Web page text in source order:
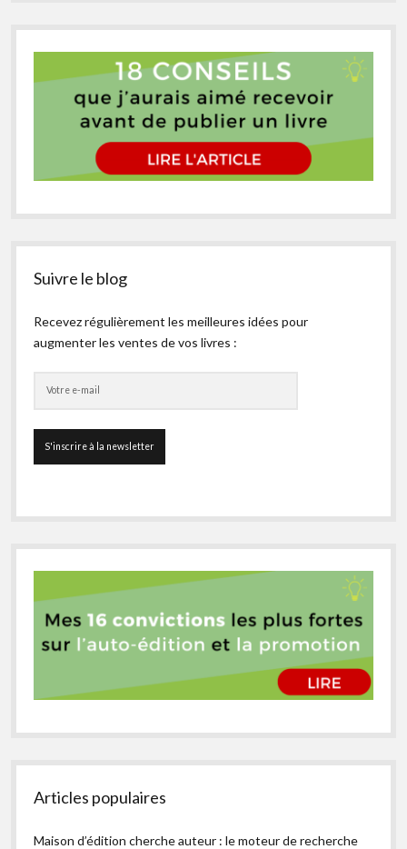
Suivre le blog
Recevez régulièrement les meilleures idées pour
augmenter les ventes de vos livres :
Articles populaires
Maison d’édition cherche auteur : le moteur de recherche